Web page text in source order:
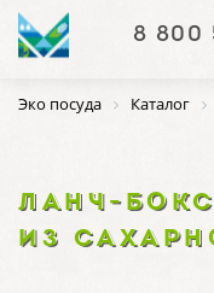
8 800
Эко посуда Каталог
ЛАНЧ-БОКС
ИЗ